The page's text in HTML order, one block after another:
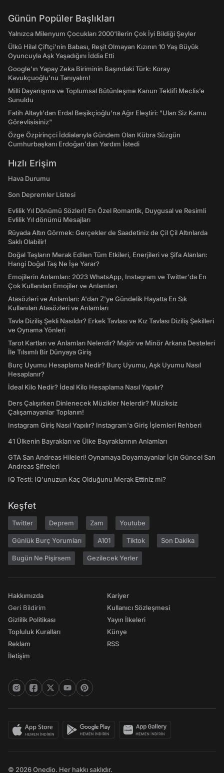
Günün Popüler Başlıkları
Yalnızca Milenyum Çocukları 2000'lilerin Çok İyi Bildiği Şeyler
Ülkü Hilal Çiftçi'nin Babası, Reşit Olmayan Kızının 10 Yaş Büyük
Oyuncuyla Aşk Yaşadığını İddia Etti
Google'ın Yapay Zeka Biriminin Başındaki Türk: Koray
Kavukçuoğlu'nu Tanıyalım!
Milli Dayanışma ve Toplumsal Bütünleşme Kanun Teklifi Meclis’e
Sunuldu
Fatih Altaylı'dan Erdal Beşikçioğlu'na Ağır Eleştiri: "Ulan Siz Kamu
Görevlisisiniz"
Özge Özpirinçci İddialarıyla Gündem Olan Kübra Süzgün
Cumhurbaşkanı Erdoğan'dan Yardım İstedi
Hızlı Erişim
Hava Durumu
Son Depremler Listesi
Evlilik Yıl Dönümü Sözleri! En Özel Romantik, Duygusal ve Resimli
Evlilik Yıl dönümü Mesajları
Rüyada Altın Görmek: Gerçekler de Saadetiniz de Çil Çil Altınlarda
Saklı Olabilir!
Doğal Taşların Merak Edilen Tüm Etkileri, Enerjileri ve Şifa Alanları:
Hangi Doğal Taş Ne İşe Yarar?
Emojilerin Anlamları: 2023 WhatsApp, Instagram ve Twitter'da En
Çok Kullanılan Emojiler ve Anlamları
Atasözleri ve Anlamları: A'dan Z'ye Gündelik Hayatta En Sık
Kullanılan Atasözleri ve Anlamları
Tavla Diziliş Şekli Nasıldır? Erkek Tavlası ve Kız Tavlası Diziliş Şekilleri
ve Oynama Yönleri
Tarot Kartları ve Anlamları Nelerdir? Majör ve Minör Arkana Desteleri
İle Tılsımlı Bir Dünyaya Giriş
Burç Uyumu Hesaplama Nedir? Burç Uyumu, Aşk Uyumu Nasıl
Hesaplanır?
İdeal Kilo Nedir? İdeal Kilo Hesaplama Nasıl Yapılır?
Ders Çalışırken Dinlenecek Müzikler Nelerdir? Müziksiz
Çalışamayanlar Toplanın!
Instagram Giriş Nasıl Yapılır? Instagram'a Giriş İşlemleri Rehberi
41 Ülkenin Bayrakları ve Ülke Bayraklarının Anlamları
GTA San Andreas Hileleri! Oynamaya Doyamayanlar İçin Güncel San
Andreas Şifreleri
IQ Testi: IQ'unuzun Kaç Olduğunu Merak Ettiniz mi?
Keşfet
Twitter Deprem Zam Youtube
Günlük Burç Yorumları A101 Tiktok Son Dakika
Bugün Ne Pişirsem Gezilecek Yerler
Hakkımızda
Geri Bildirim
Gizlilik Politikası
Topluluk Kuralları
Reklam
İletişim
Kariyer
Kullanıcı Sözleşmesi
Yayın İlkeleri
Künye
RSS
© 2026 Onedio. Her hakkı saklıdır.